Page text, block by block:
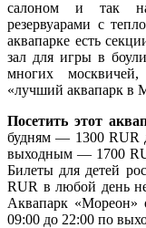
салоном и так
резервуарами с
аквапарке есть
зал для игры в
многих
«лучший аквапарк в
Посетить этот
будням ― 1300 RUR
выходным ― 1700
Билеты для детей
RUR в любой день
Аквапарк «Мореон»
09:00 до 22:00 по